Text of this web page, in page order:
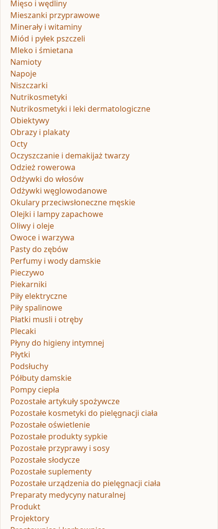
Mięso i wędliny
Mieszanki przyprawowe
Minerały i witaminy
Miód i pyłek pszczeli
Mleko i śmietana
Namioty
Napoje
Niszczarki
Nutrikosmetyki
Nutrikosmetyki i leki dermatologiczne
Obiektywy
Obrazy i plakaty
Octy
Oczyszczanie i demakijaż twarzy
Odzież rowerowa
Odżywki do włosów
Odżywki węglowodanowe
Okulary przeciwsłoneczne męskie
Olejki i lampy zapachowe
Oliwy i oleje
Owoce i warzywa
Pasty do zębów
Perfumy i wody damskie
Pieczywo
Piekarniki
Piły elektryczne
Piły spalinowe
Płatki musli i otręby
Plecaki
Płyny do higieny intymnej
Płytki
Podsłuchy
Półbuty damskie
Pompy ciepła
Pozostałe artykuły spożywcze
Pozostałe kosmetyki do pielęgnacji ciała
Pozostałe oświetlenie
Pozostałe produkty sypkie
Pozostałe przyprawy i sosy
Pozostałe słodycze
Pozostałe suplementy
Pozostałe urządzenia do pielęgnacji ciała
Preparaty medycyny naturalnej
Produkt
Projektory